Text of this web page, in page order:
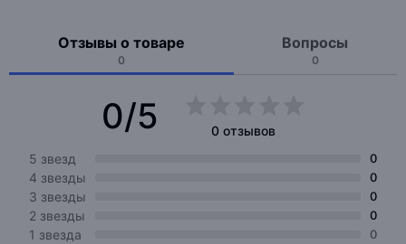
Отзывы о товаре
0
Вопросы
0
0/5
0 отзывов
5 звезд
0
4 звезды 0
3 звезды 0
2 звезды 0
1 звезда 0